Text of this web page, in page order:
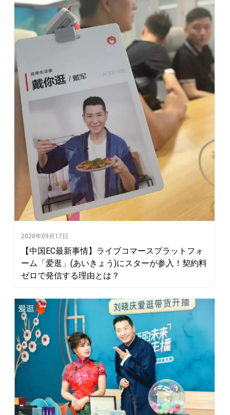
2020年09月17日
【中国EC最新事情】ライブコマースプラットフォ
ーム「爱逛」(あいきょう)にスターが参入！契約料
ゼロで発信する理由とは？